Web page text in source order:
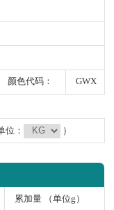
颜色代码： GWX
位： ）
累加量 （单位g）